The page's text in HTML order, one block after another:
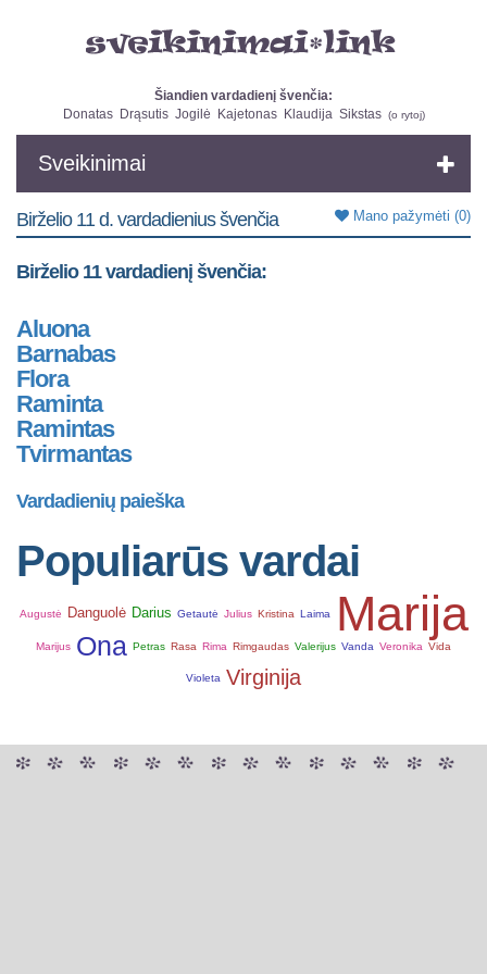
Šiandien vardadienį švenčia:
Donatas
Drąsutis Jogilė Kajetonas Klaudija Sikstas (o rytoj)
Sveikinimai
Mano pažymėti (0)
Birželio 11 d. vardadienius švenčia
Birželio 11 vardadienį švenčia:
Aluona
Barnabas
Flora
Raminta
Ramintas
Tvirmantas
Vardadienių paieška
Populiarūs vardai
Augustė Danguolė Darius Getautė Julius Kristina Laima Marija
Marijus Ona Petras Rasa Rima Rimgaudas Valerijus Vanda Veronika Vida
Violeta Virginija